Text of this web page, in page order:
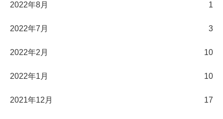
2022年8月 1
2022年7月 3
2022年2月 10
2022年1月 10
2021年12月 17